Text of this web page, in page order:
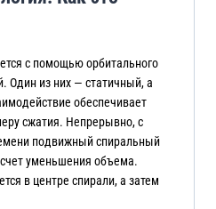
с помощью орбитального
Один из них — статичный, а
обеспечивает
сжатия. Непрерывно, с
подвижный спиральный
уменьшения объема.
в центре спирали, а затем